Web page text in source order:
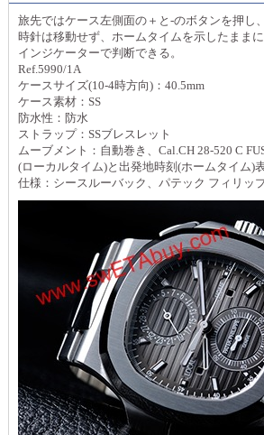
旅先ではケース左側面の＋と-のボタンを押し
時針は移動せず、ホームタイムを示したまま
インジケーターで判断できる。
Ref.5990/1A
ケースサイズ(10-4時方向)：40.5mm
ケース素材：SS
防水性：防水
ストラップ：SSブレスレット
ムーブメント：自動巻き、Cal.CH 28-520 C
(ローカルタイム)と出発地時刻(ホームタイム)
仕様：シースルーバック、パテック フィリッ